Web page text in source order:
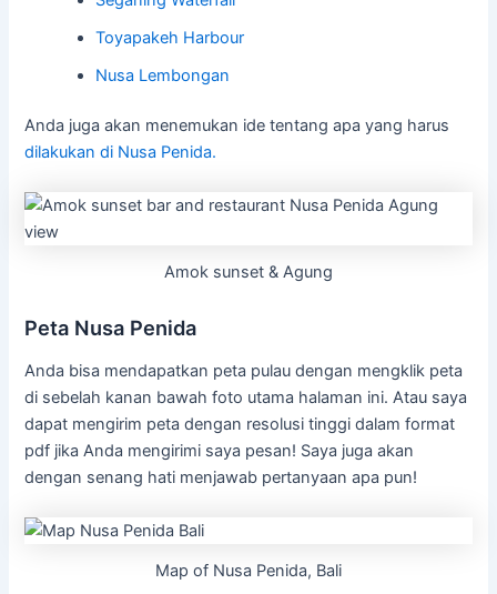
Toyapakeh Harbour
Nusa Lembongan
Anda juga akan menemukan ide tentang apa yang harus
dilakukan di Nusa Penida.
Amok sunset & Agung
Peta Nusa Penida
Anda bisa mendapatkan peta pulau dengan mengklik peta
di sebelah kanan bawah foto utama halaman ini. Atau saya
dapat mengirim peta dengan resolusi tinggi dalam format
pdf jika Anda mengirimi saya pesan! Saya juga akan
dengan senang hati menjawab pertanyaan apa pun!
Map of Nusa Penida, Bali